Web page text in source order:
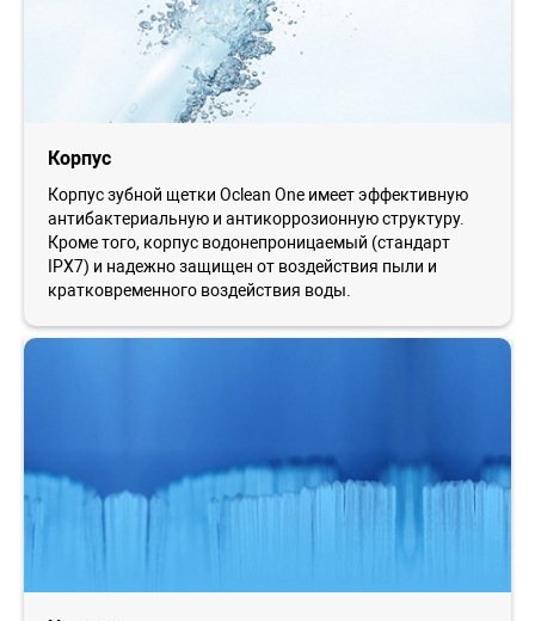
Корпус
Корпус зубной щетки Oclean One имеет эффективную
антибактериальную и антикоррозионную структуру.
Кроме того, корпус водонепроницаемый (стандарт
IPX7) и надежно защищен от воздействия пыли и
кратковременного воздействия воды.